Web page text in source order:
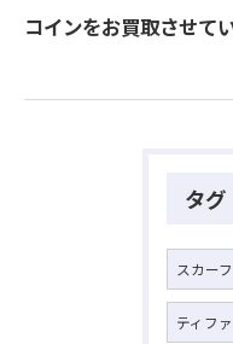
コインをお買取させて
タグ
スカーフ
ティフ